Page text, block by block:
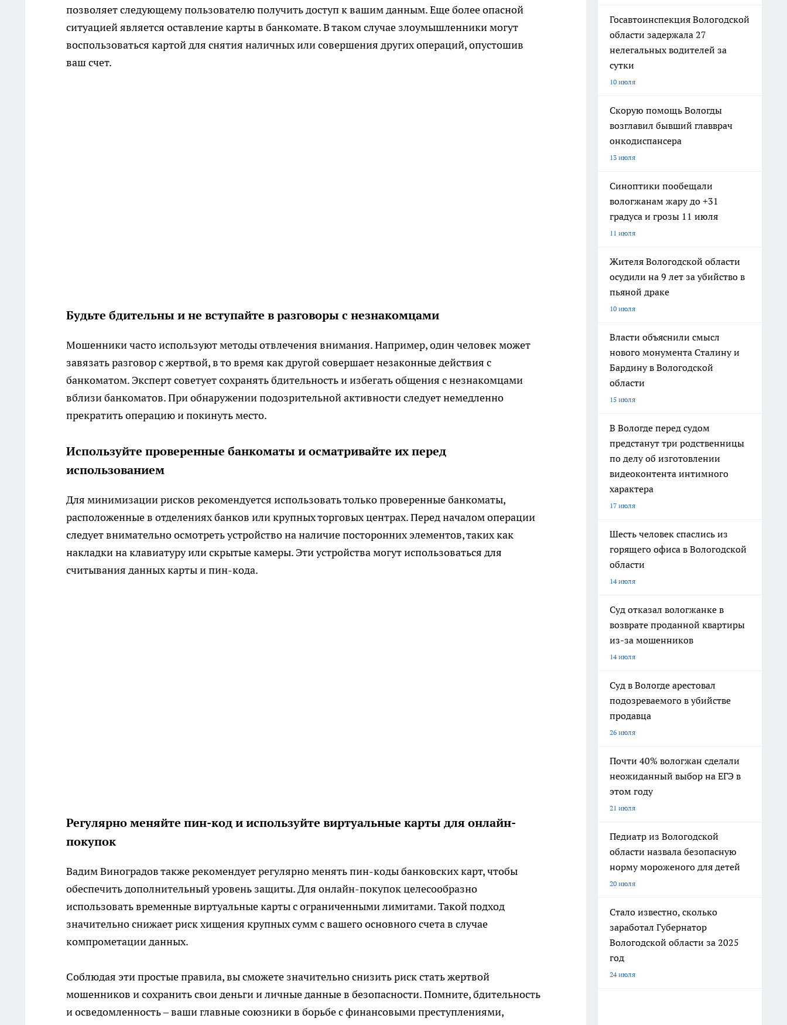
позволяет следующему пользователю получить доступ к вашим данным. Еще более опасной
ситуацией является оставление карты в банкомате. В таком случае злоумышленники могут
воспользоваться картой для снятия наличных или совершения других операций, опустошив
ваш счет.
Будьте бдительны и не вступайте в разговоры с незнакомцами
Мошенники часто используют методы отвлечения внимания. Например, один человек может
завязать разговор с жертвой, в то время как другой совершает незаконные действия с
банкоматом. Эксперт советует сохранять бдительность и избегать общения с незнакомцами
вблизи банкоматов. При обнаружении подозрительной активности следует немедленно
прекратить операцию и покинуть место.
Используйте проверенные банкоматы и осматривайте их перед
использованием
Для минимизации рисков рекомендуется использовать только проверенные банкоматы,
расположенные в отделениях банков или крупных торговых центрах. Перед началом операции
следует внимательно осмотреть устройство на наличие посторонних элементов, таких как
накладки на клавиатуру или скрытые камеры. Эти устройства могут использоваться для
считывания данных карты и пин-кода.
Регулярно меняйте пин-код и используйте виртуальные карты для онлайн-
покупок
Вадим Виноградов также рекомендует регулярно менять пин-коды банковских карт, чтобы
обеспечить дополнительный уровень защиты. Для онлайн-покупок целесообразно
использовать временные виртуальные карты с ограниченными лимитами. Такой подход
значительно снижает риск хищения крупных сумм с вашего основного счета в случае
компрометации данных.
Соблюдая эти простые правила, вы сможете значительно снизить риск стать жертвой
мошенников и сохранить свои деньги и личные данные в безопасности. Помните, бдительность
и осведомленность – ваши главные союзники в борьбе с финансовыми преступлениями,
Госавтоинспекция Вологодской
области задержала 27
нелегальных водителей за
сутки
10 июля
Скорую помощь Вологды
возглавил бывший главврач
онкодиспансера
13 июля
Синоптики пообещали
вологжанам жару до +31
градуса и грозы 11 июля
11 июля
Жителя Вологодской области
осудили на 9 лет за убийство в
пьяной драке
10 июля
Власти объяснили смысл
нового монумента Сталину и
Бардину в Вологодской
области
15 июля
В Вологде перед судом
предстанут три родственницы
по делу об изготовлении
видеоконтента интимного
характера
17 июля
Шесть человек спаслись из
горящего офиса в Вологодской
области
14 июля
Суд отказал вологжанке в
возврате проданной квартиры
из-за мошенников
14 июля
Суд в Вологде арестовал
подозреваемого в убийстве
продавца
26 июля
Почти 40% вологжан сделали
неожиданный выбор на ЕГЭ в
этом году
21 июля
Педиатр из Вологодской
области назвала безопасную
норму мороженого для детей
20 июля
Стало известно, сколько
заработал Губернатор
Вологодской области за 2025
год
24 июля